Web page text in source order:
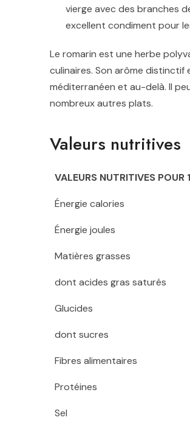
vierge avec des branches
excellent condiment pour
Le romarin est une herbe
culinaires. Son arôme
méditerranéen et au-delà. Il
nombreux autres plats.
Valeurs nutritives
VALEURS NUTRITIVES POUR
Énergie calories
Énergie joules
Matières grasses
dont acides gras saturés
Glucides
dont sucres
Fibres alimentaires
Protéines
Sel